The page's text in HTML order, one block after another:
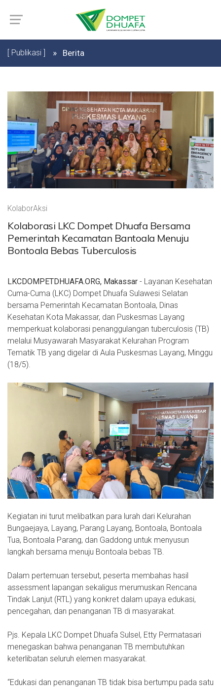
[ Publikasi ] Berita
KolaborAksi
Kolaborasi LKC Dompet Dhuafa Bersama
Pemerintah Kecamatan Bantoala Menuju
Bontoala Bebas Tuberculosis
LKCDOMPETDHUAFA.ORG, Makassar - Layanan Kesehatan
Cuma-Cuma (LKC) Dompet Dhuafa Sulawesi Selatan
bersama Pemerintah Kecamatan Bontoala, Dinas
Kesehatan Kota Makassar, dan Puskesmas Layang
memperkuat kolaborasi penanggulangan tuberculosis (TB)
melalui Musyawarah Masyarakat Kelurahan Program
Tematik TB yang digelar di Aula Puskesmas Layang, Minggu
(18/5).
Kegiatan ini turut melibatkan para lurah dari Kelurahan
Bungaejaya, Layang, Parang Layang, Bontoala, Bontoala
Tua, Bontoala Parang, dan Gaddong untuk menyusun
langkah bersama menuju Bontoala bebas TB.
Dalam pertemuan tersebut, peserta membahas hasil
assessment lapangan sekaligus merumuskan Rencana
Tindak Lanjut (RTL) yang konkret dalam upaya edukasi,
pencegahan, dan penanganan TB di masyarakat.
Pjs. Kepala LKC Dompet Dhuafa Sulsel, Etty Permatasari
menegaskan bahwa penanganan TB membutuhkan
keterlibatan seluruh elemen masyarakat.
“Edukasi dan penanganan TB tidak bisa bertumpu pada satu